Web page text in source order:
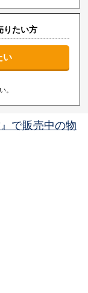
りたい方
い
。
で販売中の物